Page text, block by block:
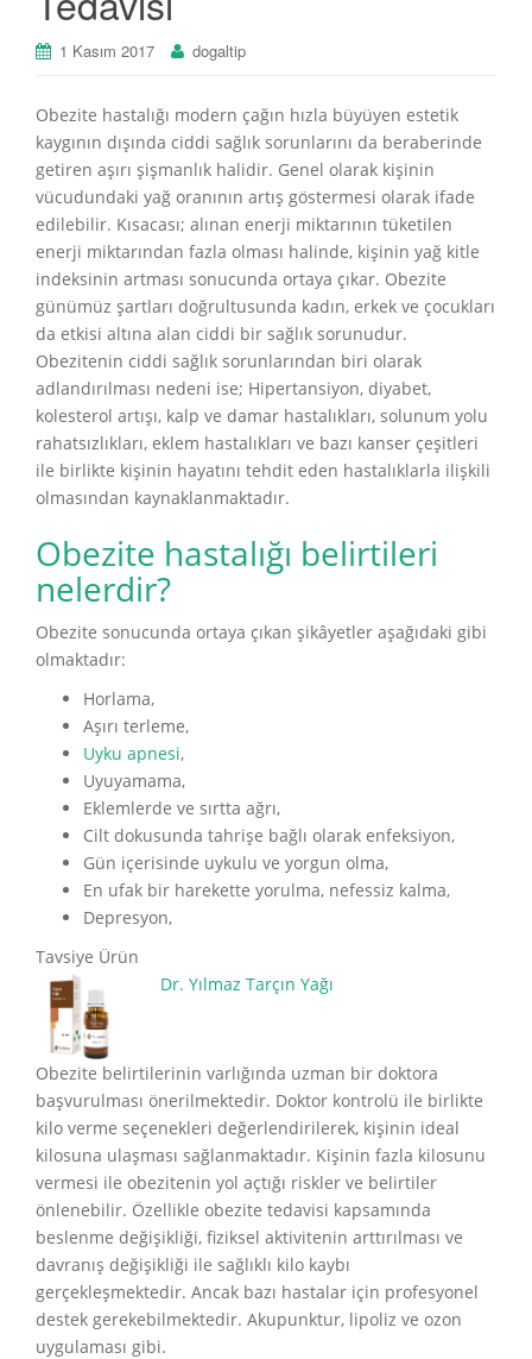
1 Kasım 2017 dogaltip
Obezite hastalığı modern çağın hızla büyüyen estetik
kaygının dışında ciddi sağlık sorunlarını da beraberinde
getiren aşırı şişmanlık halidir. Genel olarak kişinin
vücudundaki yağ oranının artış göstermesi olarak ifade
edilebilir. Kısacası; alınan enerji miktarının tüketilen
enerji miktarından fazla olması halinde, kişinin yağ kitle
indeksinin artması sonucunda ortaya çıkar. Obezite
günümüz şartları doğrultusunda kadın, erkek ve çocukları
da etkisi altına alan ciddi bir sağlık sorunudur.
Obezitenin ciddi sağlık sorunlarından biri olarak
adlandırılması nedeni ise; Hipertansiyon, diyabet,
kolesterol artışı, kalp ve damar hastalıkları, solunum yolu
rahatsızlıkları, eklem hastalıkları ve bazı kanser çeşitleri
ile birlikte kişinin hayatını tehdit eden hastalıklarla ilişkili
olmasından kaynaklanmaktadır.
Obezite hastalığı belirtileri
nelerdir?
Obezite sonucunda ortaya çıkan şikâyetler aşağıdaki gibi
olmaktadır:
Horlama,
Aşırı terleme,
Uyku apnesi,
Uyuyamama,
Eklemlerde ve sırtta ağrı,
Cilt dokusunda tahrişe bağlı olarak enfeksiyon,
Gün içerisinde uykulu ve yorgun olma,
En ufak bir harekette yorulma, nefessiz kalma,
Depresyon,
Tavsiye Ürün
Dr. Yılmaz Tarçın Yağı
Obezite belirtilerinin varlığında uzman bir doktora
başvurulması önerilmektedir. Doktor kontrolü ile birlikte
kilo verme seçenekleri değerlendirilerek, kişinin ideal
kilosuna ulaşması sağlanmaktadır. Kişinin fazla kilosunu
vermesi ile obezitenin yol açtığı riskler ve belirtiler
önlenebilir. Özellikle obezite tedavisi kapsamında
beslenme değişikliği, fiziksel aktivitenin arttırılması ve
davranış değişikliği ile sağlıklı kilo kaybı
gerçekleşmektedir. Ancak bazı hastalar için profesyonel
destek gerekebilmektedir. Akupunktur, lipoliz ve ozon
uygulaması gibi.